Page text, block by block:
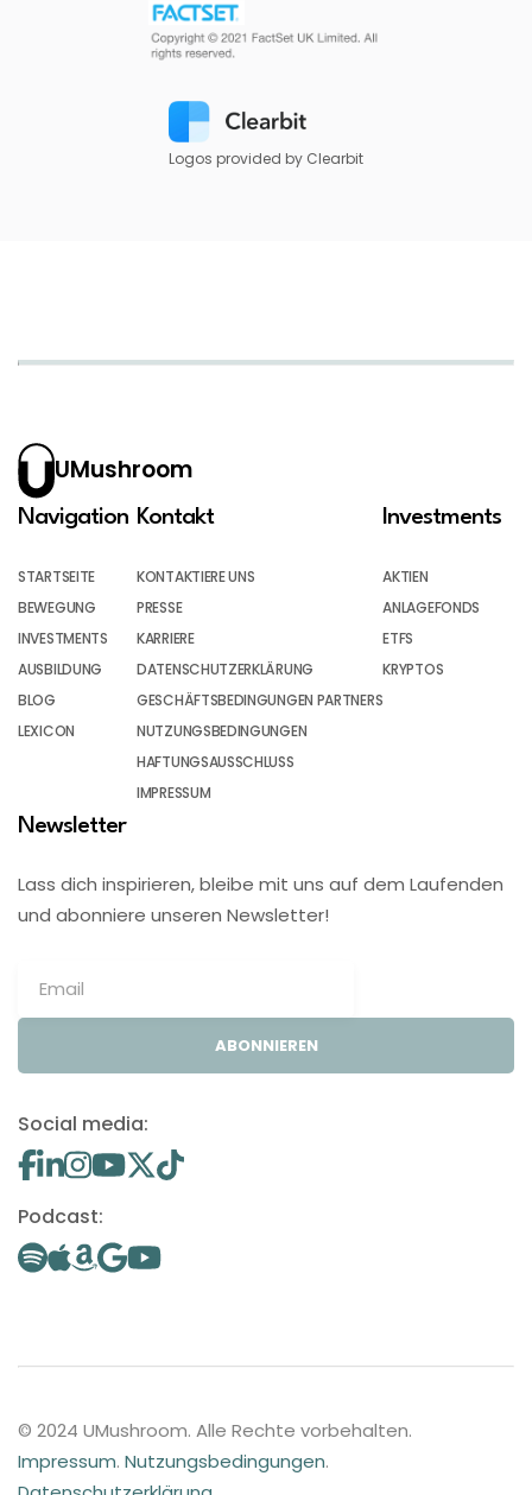
Logos provided by Clearbit
UMushroom
Navigation
STARTSEITE
BEWEGUNG
INVESTMENTS
AUSBILDUNG
BLOG
LEXICON
Kontakt
KONTAKTIERE UNS
PRESSE
KARRIERE
DATENSCHUTZERKLÄRUNG
GESCHÄFTSBEDINGUNGEN PARTNERS
NUTZUNGSBEDINGUNGEN
HAFTUNGSAUSSCHLUSS
IMPRESSUM
Investments
AKTIEN
ANLAGEFONDS
ETFS
KRYPTOS
Newsletter
Lass dich inspirieren, bleibe mit uns auf dem Laufenden
und abonniere unseren Newsletter!
ABONNIEREN
Social media:
Podcast:
© 2024 UMushroom. Alle Rechte vorbehalten.
Impressum. Nutzungsbedingungen.